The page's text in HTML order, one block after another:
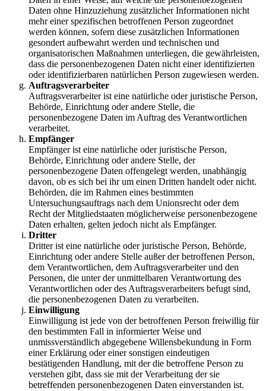
Daten ohne Hinzuziehung zusätzlicher Informationen nicht
mehr einer spezifischen betroffenen Person zugeordnet
werden können, sofern diese zusätzlichen Informationen
gesondert aufbewahrt werden und technischen und
organisatorischen Maßnahmen unterliegen, die gewährleisten,
dass die personenbezogenen Daten nicht einer identifizierten
oder identifizierbaren natürlichen Person zugewiesen werden.
Auftragsverarbeiter
Auftragsverarbeiter ist eine natürliche oder juristische Person,
Behörde, Einrichtung oder andere Stelle, die
personenbezogene Daten im Auftrag des Verantwortlichen
verarbeitet.
Empfänger
Empfänger ist eine natürliche oder juristische Person,
Behörde, Einrichtung oder andere Stelle, der
personenbezogene Daten offengelegt werden, unabhängig
davon, ob es sich bei ihr um einen Dritten handelt oder nicht.
Behörden, die im Rahmen eines bestimmten
Untersuchungsauftrags nach dem Unionsrecht oder dem
Recht der Mitgliedstaaten möglicherweise personenbezogene
Daten erhalten, gelten jedoch nicht als Empfänger.
Dritter
Dritter ist eine natürliche oder juristische Person, Behörde,
Einrichtung oder andere Stelle außer der betroffenen Person,
dem Verantwortlichen, dem Auftragsverarbeiter und den
Personen, die unter der unmittelbaren Verantwortung des
Verantwortlichen oder des Auftragsverarbeiters befugt sind,
die personenbezogenen Daten zu verarbeiten.
Einwilligung
Einwilligung ist jede von der betroffenen Person freiwillig für
den bestimmten Fall in informierter Weise und
unmissverständlich abgegebene Willensbekundung in Form
einer Erklärung oder einer sonstigen eindeutigen
bestätigenden Handlung, mit der die betroffene Person zu
verstehen gibt, dass sie mit der Verarbeitung der sie
betreffenden personenbezogenen Daten einverstanden ist.